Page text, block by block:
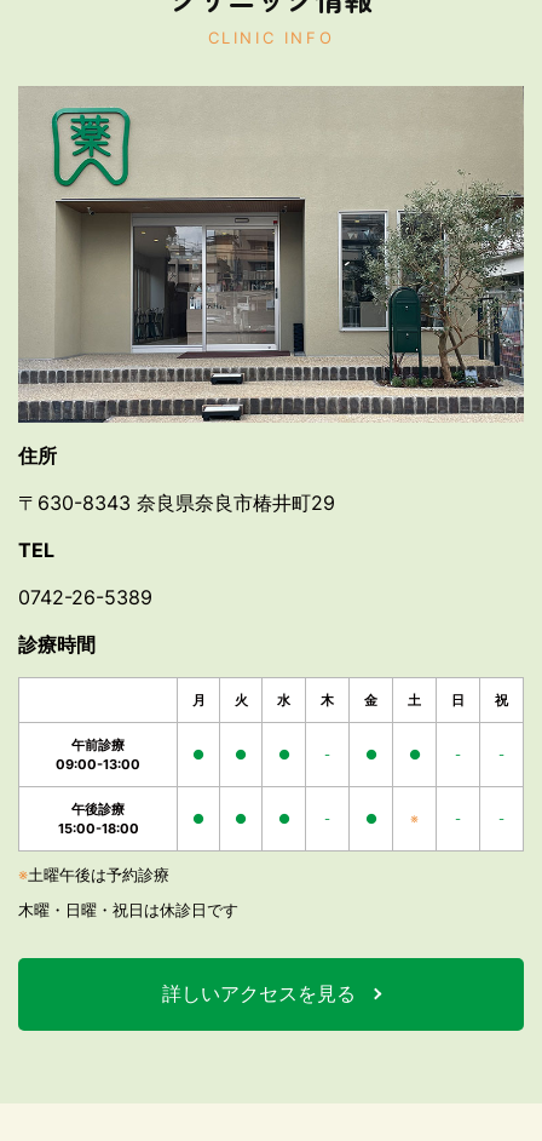
CLINIC INFO
住所
〒630-8343 奈良県奈良市椿井町29
TEL
0742-26-5389
診療時間
月 火 水 木 金 土 日 祝
午前診療
09:00-13:00
● ● ● - ● ● - -
午後診療
15:00-18:00
● ● ● - ● ※ - -
※土曜午後は予約診療
木曜・日曜・祝日は休診日です
詳しいアクセスを見る